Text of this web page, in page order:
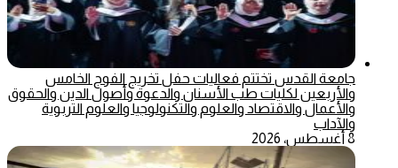
جامعة القدس تختتم فعاليات حفل تخريج الفوج الخامس
والأربعين لكليات طب الأسنان والدعوة وأصول الدين والحقوق
والأعمال والاقتصاد والعلوم والتكنولوجيا والعلوم التربوية
والآداب
8 أغسطس، 2026